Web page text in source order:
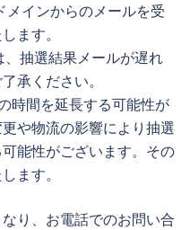
メインからのメールを受
ます。
抽選結果メールが遅れ
承ください。
時間を延長する可能性が
や物流の影響により抽選
能性がございます。その
ます。
り、お電話でのお問い合